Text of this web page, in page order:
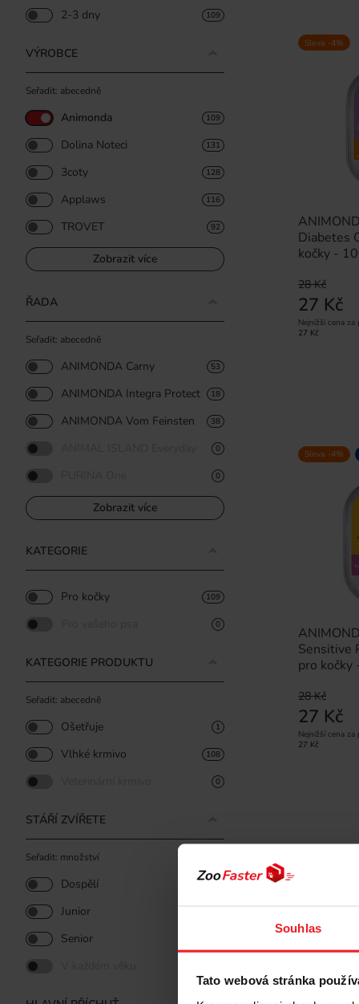
Souhlas
Tato webová stránka
Diabetes
kočky -
28 Kč
27 Kč
Nejnižší cena
27 Kč
Sleva -4%
Sensitive
pro kočky
28 Kč
27 Kč
Nejnižší cena
27 Kč
Sleva -4%
2-3 dny 109
VÝROBCE
Seřadit: abecedně
Animonda 109
Dolina Noteci 131
3coty 128
Applaws 116
TROVET 92
Zobrazit více
ŘADA
Seřadit: abecedně
ANIMONDA Carny 53
ANIMONDA Integra Protect 18
ANIMONDA Vom Feinsten 38
0
0
Zobrazit více
KATEGORIE
Pro kočky 109
0
KATEGORIE PRODUKTU
Seřadit: abecedně
Ošetřuje 1
Vlhké krmivo 108
0
STÁŘÍ ZVÍŘETE
Seřadit: množství
Dospělí
Junior
Senior